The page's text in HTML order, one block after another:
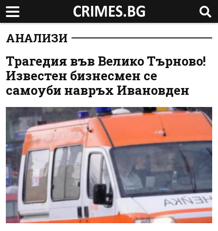
АНАЛИЗИ
Трагедия във Велико Търново!
Известен бизнесмен се
самоуби навръх Ивановден